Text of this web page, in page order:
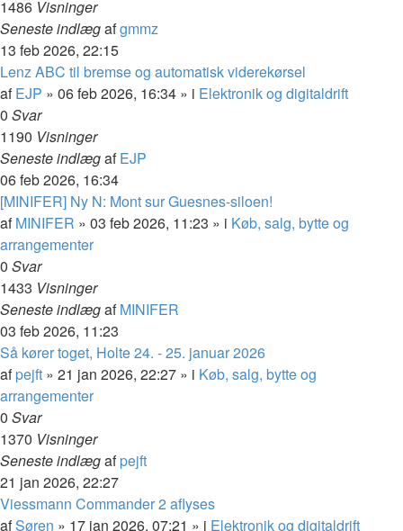
1486 Visninger
Seneste indlægafgmmz
13 feb 2026, 22:15
Lenz ABC til bremse og automatisk viderekørsel
afEJP » 06 feb 2026, 16:34 » i Elektronik og digitaldrift
0 Svar
1190 Visninger
Seneste indlægafEJP
06 feb 2026, 16:34
[MINIFER] Ny N: Mont sur Guesnes-siloen!
afMINIFER » 03 feb 2026, 11:23 » i Køb, salg, bytte og
arrangementer
0 Svar
1433 Visninger
Seneste indlægafMINIFER
03 feb 2026, 11:23
Så kører toget, Holte 24. - 25. januar 2026
afpejft » 21 jan 2026, 22:27 » i Køb, salg, bytte og
arrangementer
0 Svar
1370 Visninger
Seneste indlægafpejft
21 jan 2026, 22:27
Viessmann Commander 2 aflyses
afSøren » 17 jan 2026, 07:21 » i Elektronik og digitaldrift